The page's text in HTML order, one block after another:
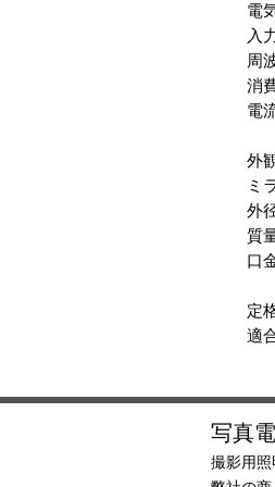
電
入
周
消
電
外
ミ
外
質
口
定
適
写真
撮影用照